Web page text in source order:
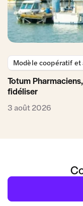
Modèle coopératif et
Totum
fidéliser
3 août 2026